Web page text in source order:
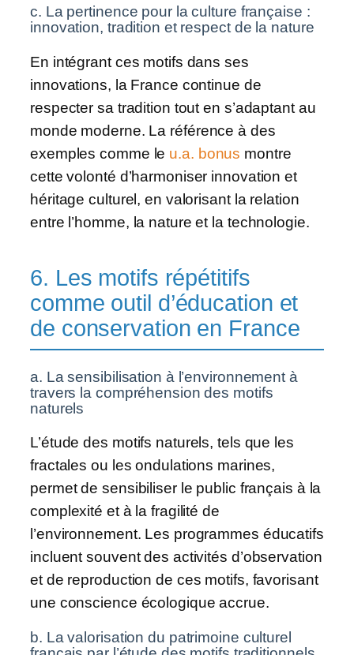
c. La pertinence pour la culture française :
innovation, tradition et respect de la nature
En intégrant ces motifs dans ses
innovations, la France continue de
respecter sa tradition tout en s’adaptant au
monde moderne. La référence à des
exemples comme le u.a. bonus montre
cette volonté d’harmoniser innovation et
héritage culturel, en valorisant la relation
entre l’homme, la nature et la technologie.
6. Les motifs répétitifs
comme outil d’éducation et
de conservation en France
a. La sensibilisation à l’environnement à
travers la compréhension des motifs
naturels
L’étude des motifs naturels, tels que les
fractales ou les ondulations marines,
permet de sensibiliser le public français à la
complexité et à la fragilité de
l’environnement. Les programmes éducatifs
incluent souvent des activités d’observation
et de reproduction de ces motifs, favorisant
une conscience écologique accrue.
b. La valorisation du patrimoine culturel